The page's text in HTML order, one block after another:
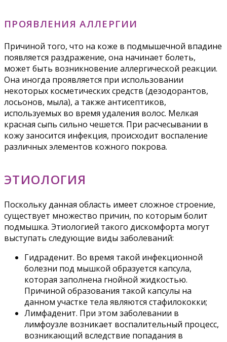
ПРОЯВЛЕНИЯ АЛЛЕРГИИ
Причиной того, что на коже в подмышечной впадине
появляется раздражение, она начинает болеть,
может быть возникновение аллергической реакции.
Она иногда проявляется при использовании
некоторых косметических средств (дезодорантов,
лосьонов, мыла), а также антисептиков,
используемых во время удаления волос. Мелкая
красная сыпь сильно чешется. При расчесывании в
кожу заносится инфекция, происходит воспаление
различных элементов кожного покрова.
ЭТИОЛОГИЯ
Поскольку данная область имеет сложное строение,
существует множество причин, по которым болит
подмышка. Этиологией такого дискомфорта могут
выступать следующие виды заболеваний:
Гидраденит. Во время такой инфекционной
болезни под мышкой образуется капсула,
которая заполнена гнойной жидкостью.
Причиной образования такой капсулы на
данном участке тела являются стафилококки;
Лимфаденит. При этом заболевании в
лимфоузле возникает воспалительный процесс,
возникающий вследствие попадания в